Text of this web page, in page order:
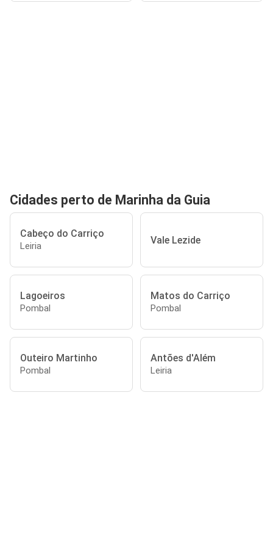
Cidades perto de Marinha da Guia
Cabeço do Carriço
Leiria Vale Lezide
Lagoeiros
Pombal
Matos do Carriço
Pombal
Outeiro Martinho
Pombal
Antões d'Além
Leiria